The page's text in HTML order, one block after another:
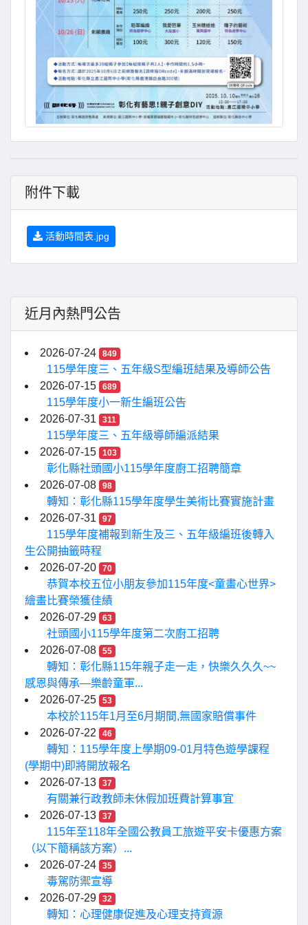
附件下載
活動時間表.jpg
近月內熱門公告
2026-07-24 849
115學年度三、五年級S型編班結果及導師公告
2026-07-15
689
115學年度小一新生編班公告
2026-07-31
311
115學年度三、五年級導師編派結果
2026-07-15
103
彰化縣社頭國小115學年度廚工招聘簡章
2026-07-08
98
轉知：彰化縣115學年度學生美術比賽實施計畫
2026-07-31
97
115學年度補報到新生及三、五年級編班後轉入
生公開抽籤時程
2026-07-20
70
恭賀本校五位小朋友參加115年度<童畫心世界>
繪畫比賽榮獲佳績
2026-07-29
63
社頭國小115學年度第二次廚工招聘
2026-07-08
55
轉知：彰化縣115年親子走一走，快樂久久久~~
感恩與傳承—樂齡童軍...
2026-07-25
53
本校於115年1月至6月期間,無國家賠償事件
2026-07-22
46
轉知：115學年度上學期09-01月特色遊學課程
(學期中)即將開放報名
2026-07-13
37
有關兼行政教師未休假加班費計算事宜
2026-07-13
37
115年至118年全國公教員工旅遊平安卡優惠方案
（以下簡稱該方案）...
2026-07-24
35
毒駕防禦宣導
2026-07-29
32
轉知：心理健康促進及心理支持資源